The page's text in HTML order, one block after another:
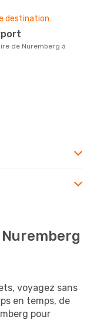
destination
voyagez sans
en temps, de
pour